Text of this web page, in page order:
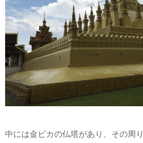
中には金ピカの仏塔があり、その周